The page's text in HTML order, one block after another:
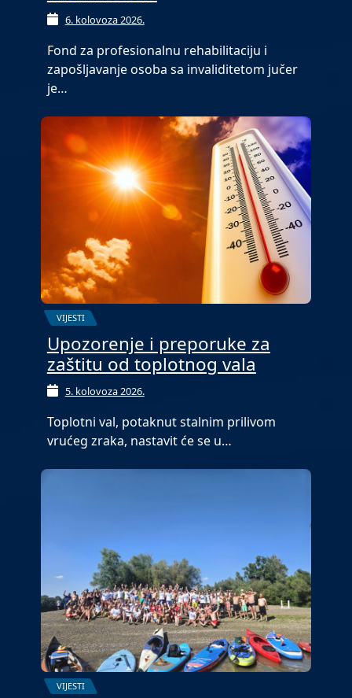
6. kolovoza 2026.
Fond za profesionalnu rehabilitaciju i
zapošljavanje osoba sa invaliditetom jučer
je…
VIJESTI
Upozorenje i preporuke za
zaštitu od toplotnog vala
5. kolovoza 2026.
Toplotni val, potaknut stalnim prilivom
vrućeg zraka, nastavit će se u…
VIJESTI